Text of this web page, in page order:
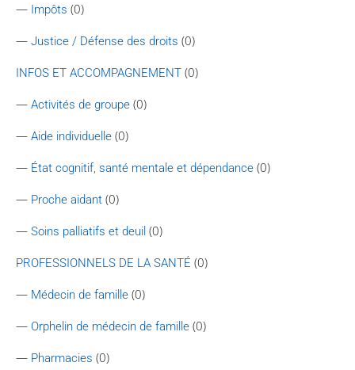
— Impôts (0)
— Justice / Défense des droits (0)
INFOS ET ACCOMPAGNEMENT (0)
— Activités de groupe (0)
— Aide individuelle (0)
— État cognitif, santé mentale et dépendance (0)
— Proche aidant (0)
— Soins palliatifs et deuil (0)
PROFESSIONNELS DE LA SANTÉ (0)
— Médecin de famille (0)
— Orphelin de médecin de famille (0)
— Pharmacies (0)